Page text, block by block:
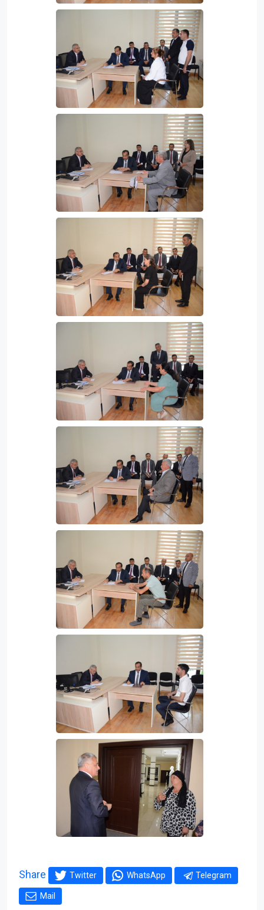
Share Twitter WhatsApp Telegram
Mail